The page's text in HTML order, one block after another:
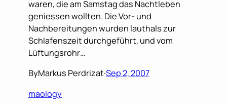
waren, die am Samstag das Nachtleben
geniessen wollten. Die Vor- und
Nachbereitungen wurden lauthals zur
Schlafenszeit durchgeführt, und vom
Lüftungsrohr…
ByMarkus Perdrizat·Sep 2, 2007
maology